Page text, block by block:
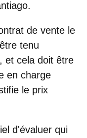
de vente le
tenu
et cela doit être
en charge
le prix
d'évaluer qui